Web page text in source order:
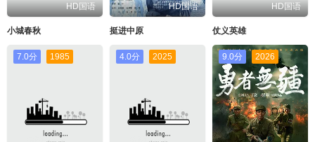
HD国语
小城春秋
HD国语
挺进中原
HD国语
仗义英雄
7.0分 1985 4.0分 2025 9.0分 2026